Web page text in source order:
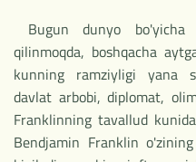
Bugun dunyo
qilinmoqda, boshqacha
kunning ramziyligi yana
davlat arbobi, diplomat,
Franklinning tavallud
Bendjamin Franklin